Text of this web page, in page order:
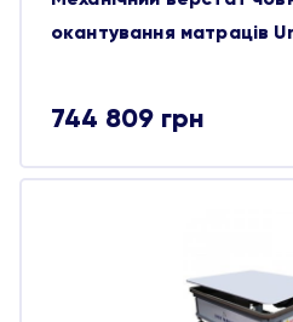
окантування матраців
744 809 грн